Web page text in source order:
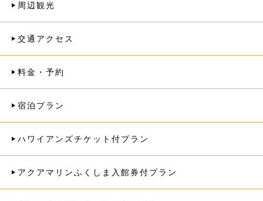
周辺観光
交通アクセス
料金・予約
宿泊プラン
ハワイアンズチケット付プラン
アクアマリンふくしま入館券付プラン